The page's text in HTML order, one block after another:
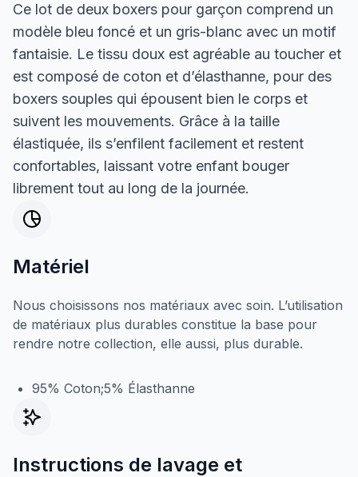
Ce lot de deux boxers pour garçon comprend un
modèle bleu foncé et un gris-blanc avec un motif
fantaisie. Le tissu doux est agréable au toucher et
est composé de coton et d’élasthanne, pour des
boxers souples qui épousent bien le corps et
suivent les mouvements. Grâce à la taille
élastiquée, ils s’enfilent facilement et restent
confortables, laissant votre enfant bouger
librement tout au long de la journée.
Matériel
Nous choisissons nos matériaux avec soin. L’utilisation
de matériaux plus durables constitue la base pour
rendre notre collection, elle aussi, plus durable.
95% Coton;5% Élasthanne
Instructions de lavage et